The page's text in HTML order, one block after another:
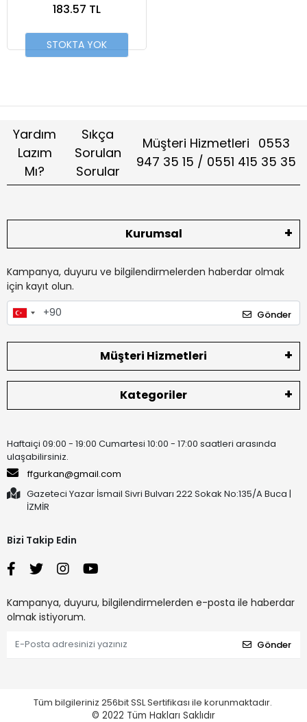
183.57 TL
STOKTA YOK
Yardım
Lazım
Mı?
Sıkça
Sorulan
Sorular
Müşteri Hizmetleri 0553
947 35 15 / 0551 415 35 35
Kurumsal
Kampanya, duyuru ve bilgilendirmelerden haberdar olmak
için kayıt olun.
Gönder
Müşteri Hizmetleri
Kategoriler
Haftaiçi 09:00 - 19:00 Cumartesi 10:00 - 17:00 saatleri arasında
ulaşabilirsiniz.
ffgurkan@gmail.com
Gazeteci Yazar İsmail Sivri Bulvarı 222 Sokak No:135/A Buca |
İZMİR
Bizi Takip Edin
Kampanya, duyuru, bilgilendirmelerden e-posta ile haberdar
olmak istiyorum.
Gönder
Tüm bilgileriniz 256bit SSL Sertifikası ile korunmaktadır.
© 2022 Tüm Hakları Saklıdır